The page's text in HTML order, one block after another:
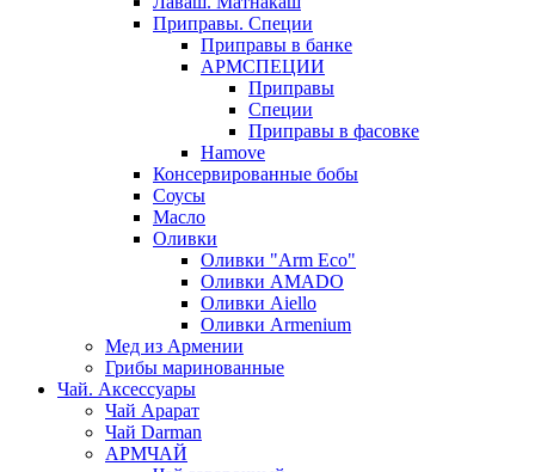
Приправы. Специи
Приправы в банке
АРМСПЕЦИИ
Приправы
Специи
Приправы в фасовке
Hamove
Консервированные бобы
Соусы
Масло
Оливки
Оливки "Arm Eco"
Оливки AMADO
Оливки Aiello
Оливки Armenium
Мед из Армении
Грибы маринованные
Чай. Аксессуары
Чай Арарат
Чай Darman
АРМЧАЙ